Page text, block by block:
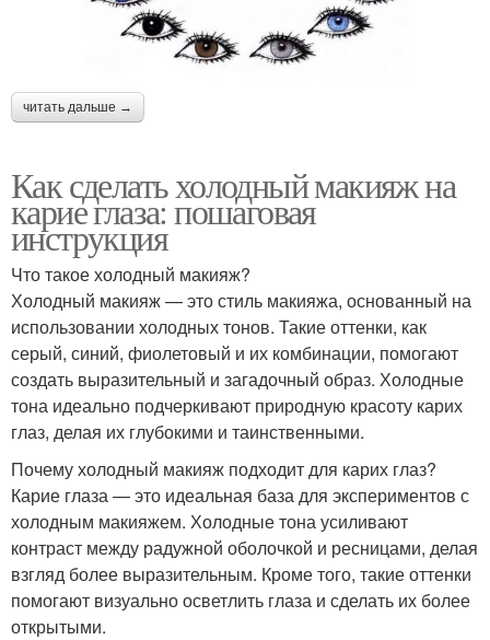
читать дальше →
Как сделать холодный макияж на
карие глаза: пошаговая
инструкция
Что такое холодный макияж?
Холодный макияж — это стиль макияжа, основанный на
использовании холодных тонов. Такие оттенки, как
серый, синий, фиолетовый и их комбинации, помогают
создать выразительный и загадочный образ. Холодные
тона идеально подчеркивают природную красоту карих
глаз, делая их глубокими и таинственными.
Почему холодный макияж подходит для карих глаз?
Карие глаза — это идеальная база для экспериментов с
холодным макияжем. Холодные тона усиливают
контраст между радужной оболочкой и ресницами, делая
взгляд более выразительным. Кроме того, такие оттенки
помогают визуально осветлить глаза и сделать их более
открытыми.